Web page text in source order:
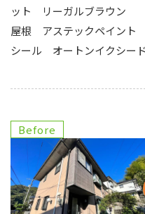
ット リーガルブラウン
屋根 アステックペイン
シール オートンイクシード